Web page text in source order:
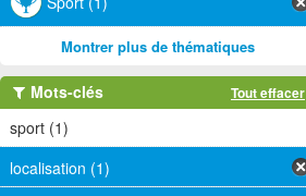
Montrer plus de thématiques
Mots-clés Tout effacer
sport (1)
localisation (1)